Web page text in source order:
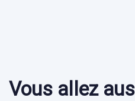
Vous allez